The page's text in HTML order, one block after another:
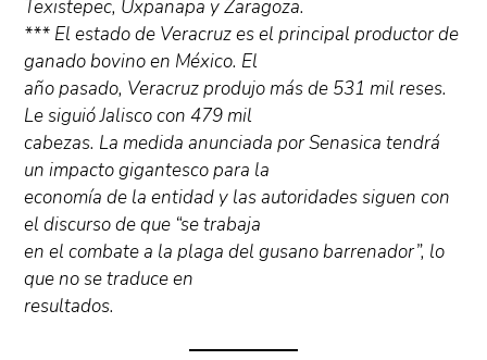
Texistepec, Uxpanapa y Zaragoza.
*** El estado de Veracruz es el principal productor de
ganado bovino en México. El
año pasado, Veracruz produjo más de 531 mil reses.
Le siguió Jalisco con 479 mil
cabezas. La medida anunciada por Senasica tendrá
un impacto gigantesco para la
economía de la entidad y las autoridades siguen con
el discurso de que “se trabaja
en el combate a la plaga del gusano barrenador”, lo
que no se traduce en
resultados.